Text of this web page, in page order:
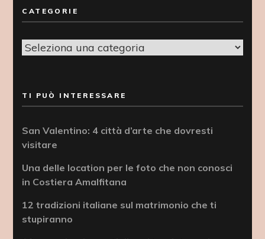
CATEGORIE
Categorie
TI PUÒ INTERESSARE
San Valentino: 4 città d’arte che dovresti
visitare
Una delle location per le foto che non conosci
in Costiera Amalfitana
12 tradizioni italiane sul matrimonio che ti
stupiranno